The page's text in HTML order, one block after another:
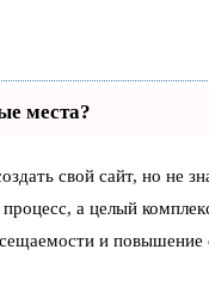
места?
свой сайт, но не
а целый
и повышение